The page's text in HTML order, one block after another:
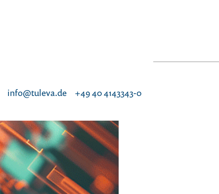
info@tuleva.de +49 40 4143343-0